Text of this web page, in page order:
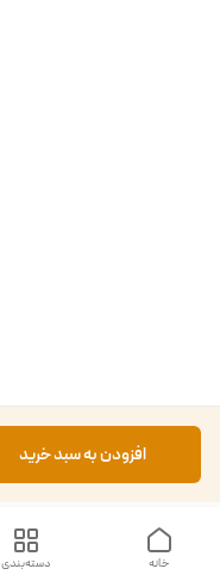
افزودن به سبد خرید
دسته‌بندی خانه